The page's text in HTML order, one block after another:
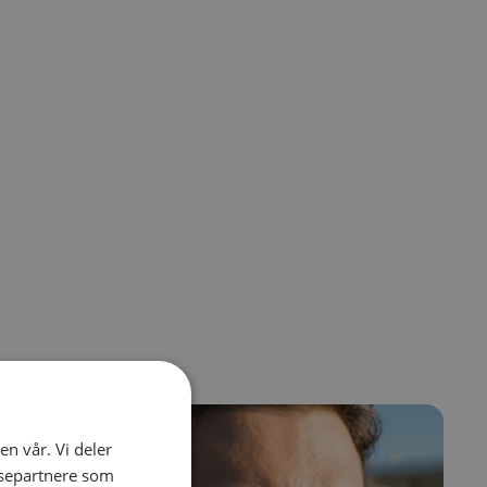
navigation using the skip links.
vår. Vi deler
som